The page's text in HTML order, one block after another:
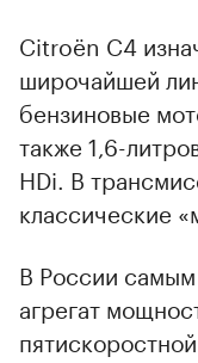
Citroёn C4
широчайшей
бензиновые
также 1,6-
HDi. В
классические
В России
агрегат